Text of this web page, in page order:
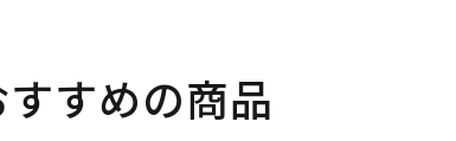
すめの商品